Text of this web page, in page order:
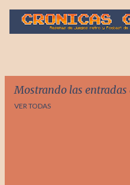
Ir al
Mostrando las entradas
VER TODAS